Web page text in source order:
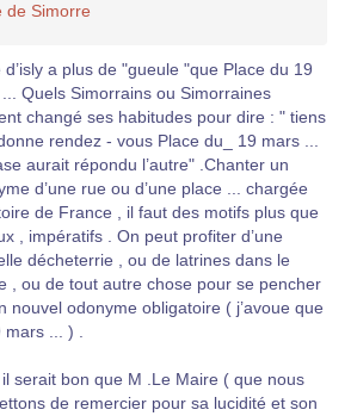
de Simorre
d’isly a plus de "gueule "que Place du 19
Quels Simorrains ou Simorraines
changé ses habitudes pour dire : " tiens
rendez - vous Place du_ 19 mars ...
aurait répondu l’autre" .Chanter un
d’une rue ou d’une place ... chargée
de France , il faut des motifs plus que
, impératifs . On peut profiter d’une
décheterrie , ou de latrines dans le
, ou de tout autre chose pour se pencher
nouvel odonyme obligatoire ( j’avoue que
mars ... ) .
il serait bon que M .Le Maire ( que nous
de remercier pour sa lucidité et son